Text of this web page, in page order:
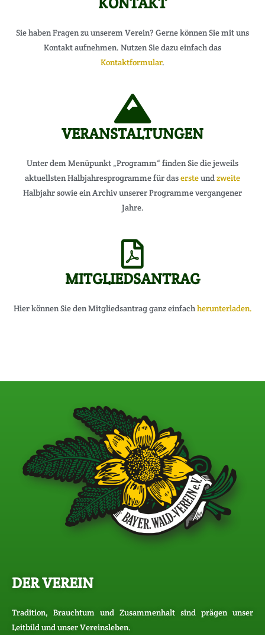
Sie haben Fragen zu unserem Verein? Gerne können Sie mit uns
Kontakt aufnehmen. Nutzen Sie dazu einfach das
Kontaktformular.
VERANSTALTUNGEN
Unter dem Menüpunkt „Programm“ finden Sie die jeweils
aktuellsten Halbjahresprogramme für dasersteundzweite
Halbjahr sowie ein Archiv unserer Programme vergangener
Jahre.
MITGLIEDSANTRAG
Hier können Sie den Mitgliedsantrag ganz einfachherunterladen.
DER VEREIN
Tradition, Brauchtum und Zusammenhalt sind prägen unser
Leitbild und unser Vereinsleben.